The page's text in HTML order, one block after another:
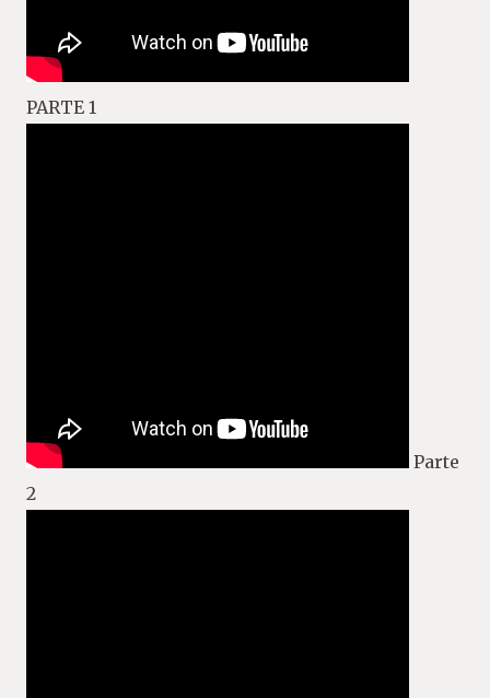
PARTE 1
Parte
2